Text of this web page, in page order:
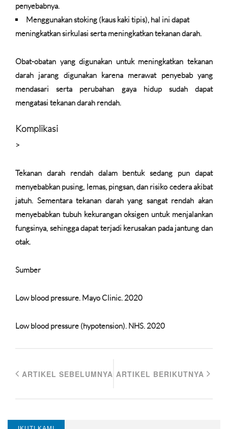
penyebabnya.
Menggunakan stoking (kaus kaki tipis), hal ini dapat
meningkatkan sirkulasi serta meningkatkan tekanan darah.
Obat-obatan yang digunakan untuk meningkatkan tekanan
darah jarang digunakan karena merawat penyebab yang
mendasari serta perubahan gaya hidup sudah dapat
mengatasi tekanan darah rendah.
Komplikasi
>
Tekanan darah rendah dalam bentuk sedang pun dapat
menyebabkan pusing, lemas, pingsan, dan risiko cedera akibat
jatuh. Sementara tekanan darah yang sangat rendah akan
menyebabkan tubuh kekurangan oksigen untuk menjalankan
fungsinya, sehingga dapat terjadi kerusakan pada jantung dan
otak.
Sumber
Low blood pressure. Mayo Clinic. 2020
Low blood pressure (hypotension). NHS. 2020
ARTIKEL SEBELUMNYA ARTIKEL BERIKUTNYA